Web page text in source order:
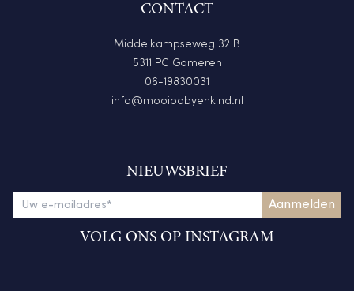
CONTACT
Middelkampseweg 32 B
5311 PC Gameren
06-19830031
info@mooibabyenkind.nl
NIEUWSBRIEF
VOLG ONS OP INSTAGRAM